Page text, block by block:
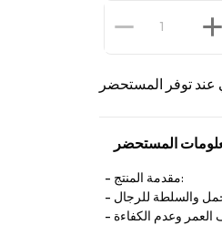
عند توفر المستحضر
المستحضر
مقدمة المنتج:
والسلطة للرجال
وعدم الكفاءة